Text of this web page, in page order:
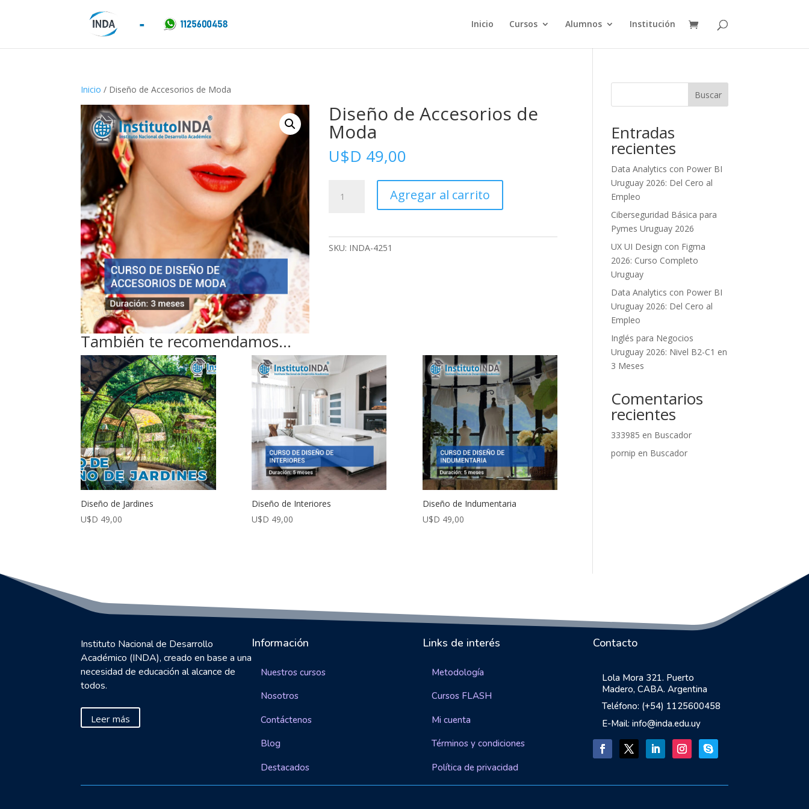
Inicio Cursos Alumnos Institución
Inicio / Diseño de Accesorios de Moda
Diseño de Accesorios de
Moda
U$D 49,00
Agregar al carrito
SKU: INDA-4251
También te recomendamos…
Diseño de Jardines
U$D 49,00
Diseño de Interiores
U$D 49,00
Diseño de Indumentaria
U$D 49,00
Buscar
Entradas
recientes
Data Analytics con Power BI
Uruguay 2026: Del Cero al
Empleo
Ciberseguridad Básica para
Pymes Uruguay 2026
UX UI Design con Figma
2026: Curso Completo
Uruguay
Data Analytics con Power BI
Uruguay 2026: Del Cero al
Empleo
Inglés para Negocios
Uruguay 2026: Nivel B2-C1 en
3 Meses
Comentarios
recientes
333985 en Buscador
pornip en Buscador
Instituto Nacional de Desarrollo
Académico (INDA), creado en base a una
necesidad de educación al alcance de
todos.
Leer más
Información
Nuestros cursos
Nosotros
Contáctenos
Blog
Destacados
Links de interés
Metodología
Cursos FLASH
Mi cuenta
Términos y condiciones
Política de privacidad
Contacto
Lola Mora 321. Puerto
Madero, CABA. Argentina
Teléfono: (+54) 1125600458
E-Mail: info@inda.edu.uy